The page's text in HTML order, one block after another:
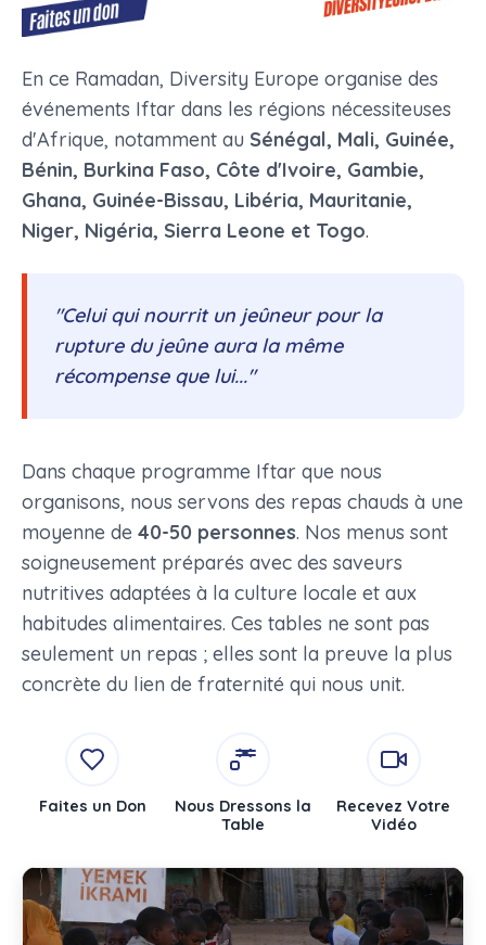
En ce Ramadan, Diversity Europe organise des
événements Iftar dans les régions nécessiteuses
d'Afrique, notamment au Sénégal, Mali, Guinée,
Bénin, Burkina Faso, Côte d'Ivoire, Gambie,
Ghana, Guinée-Bissau, Libéria, Mauritanie,
Niger, Nigéria, Sierra Leone et Togo.
"Celui qui nourrit un jeûneur pour la
rupture du jeûne aura la même
récompense que lui..."
Dans chaque programme Iftar que nous
organisons, nous servons des repas chauds à une
moyenne de 40-50 personnes. Nos menus sont
soigneusement préparés avec des saveurs
nutritives adaptées à la culture locale et aux
habitudes alimentaires. Ces tables ne sont pas
seulement un repas ; elles sont la preuve la plus
concrète du lien de fraternité qui nous unit.
Faites un Don
Nous Dressons la
Table
Recevez Votre
Vidéo